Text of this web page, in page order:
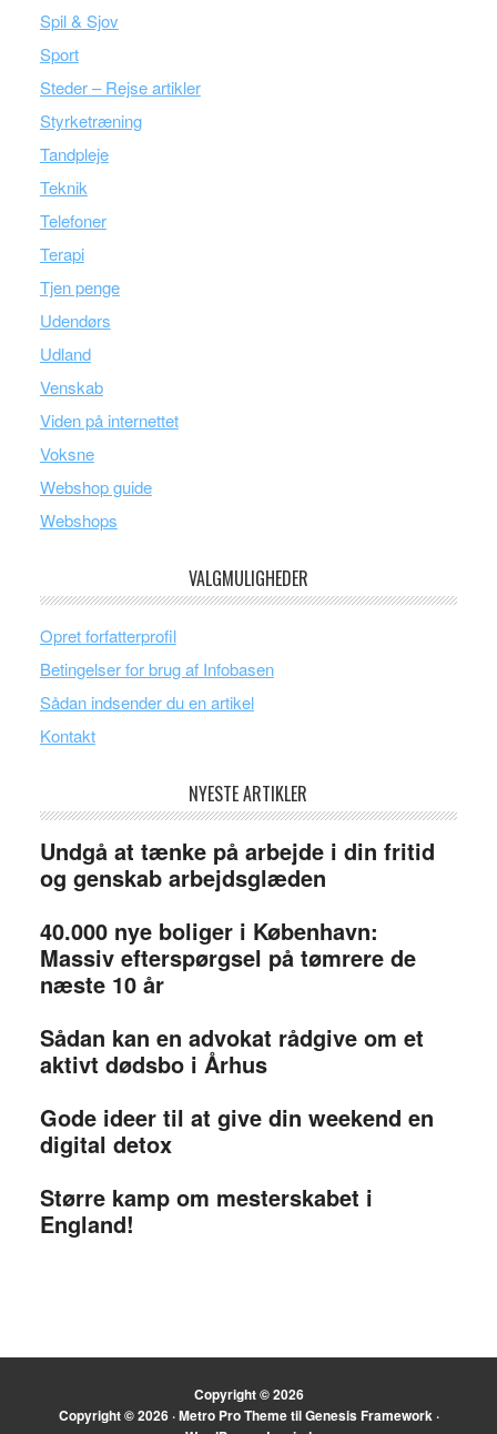
Spil & Sjov
Sport
Steder – Rejse artikler
Styrketræning
Tandpleje
Teknik
Telefoner
Terapi
Tjen penge
Udendørs
Udland
Venskab
Viden på internettet
Voksne
Webshop guide
Webshops
VALGMULIGHEDER
Opret forfatterprofil
Betingelser for brug af Infobasen
Sådan indsender du en artikel
Kontakt
NYESTE ARTIKLER
Undgå at tænke på arbejde i din fritid
og genskab arbejdsglæden
40.000 nye boliger i København:
Massiv efterspørgsel på tømrere de
næste 10 år
Sådan kan en advokat rådgive om et
aktivt dødsbo i Århus
Gode ideer til at give din weekend en
digital detox
Større kamp om mesterskabet i
England!
Copyright © 2026
Copyright © 2026 ·Metro Pro ThemetilGenesis Framework·